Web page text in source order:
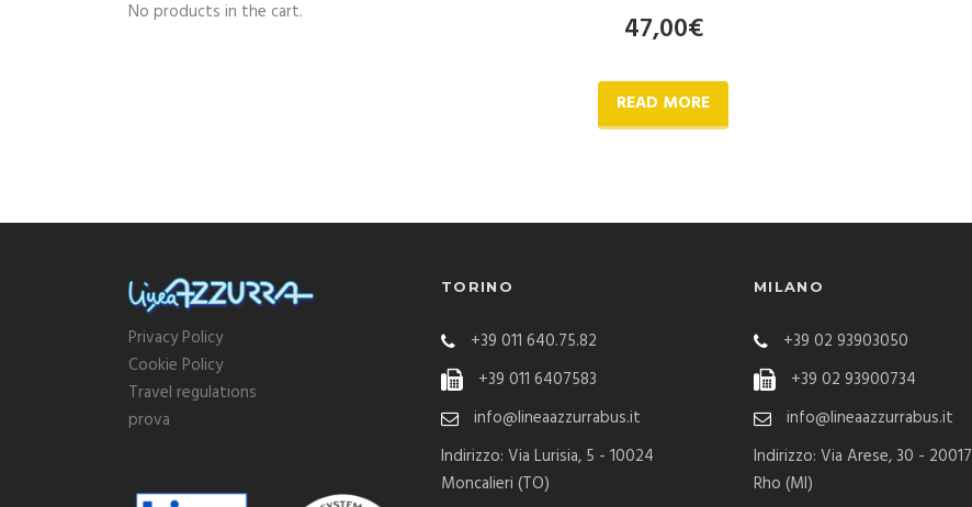
No products in the cart. 47,00€
READ MORE
Privacy Policy
Cookie Policy
Travel regulations
prova
TORINO
+39 011 640.75.82
+39 011 6407583
info@lineaazzurrabus.it
Indirizzo: Via Lurisia, 5 - 10024
Moncalieri (TO)
MILANO
+39 02 93903050
+39 02 93900734
info@lineaazzurrabus.it
Indirizzo: Via Arese, 30 - 20017
Rho (MI)